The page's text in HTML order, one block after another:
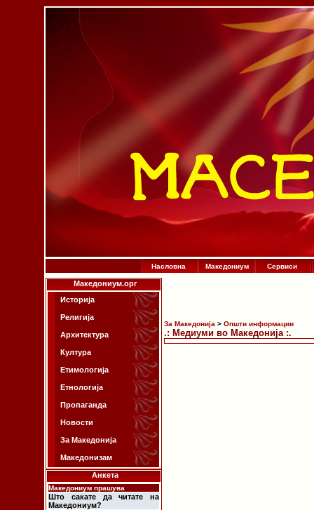
Насловна Македониум Сервиси
Македониум.орг
Историја
Религија
Архитектура
Култура
Етимологија
Етнологија
Пропаганда
Новости
За Македонија
Македонизам
Анкета
Македониум прашува
Што сакате да читате на
Македониум?
За Македонија > Општи информации
.: Медиуми во Македонија :.